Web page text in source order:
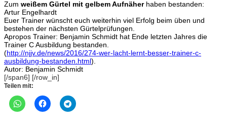
Zum weißem Gürtel mit gelbem Aufnäherhaben bestanden:
Artur Engelhardt
Euer Trainer wünscht euch weiterhin viel Erfolg beim üben und
bestehen der nächsten Gürtelprüfungen.
Apropos Trainer: Benjamin Schmidt hat Ende letzten Jahres die
Trainer C Ausbildung bestanden.
(http://njjv.de/news/2016/274-wer-lacht-lernt-besser-trainer-c-
ausbildung-bestanden.html).
Autor: Benjamin Schmidt
[/span6] [/row_in]
Teilen mit: